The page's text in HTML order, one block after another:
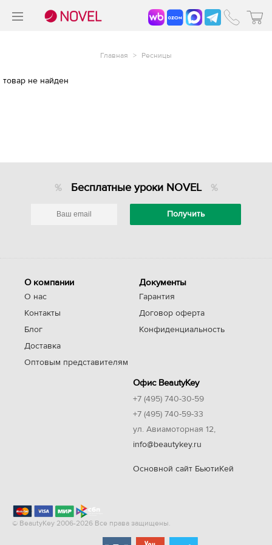
Главная > Ресницы
товар не найден
Бесплатные уроки NOVEL
О компании
О нас
Контакты
Блог
Доставка
Оптовым представителям
Документы
Гарантия
Договор оферта
Конфиденциальность
Офис BeautyKey
+7 (495) 740-30-59
+7 (495) 740-59-33
ул. Авиамоторная 12,
info@beautykey.ru
Основной сайт БьютиКей
© BeautyKey 2006-2026 Все права защищены.